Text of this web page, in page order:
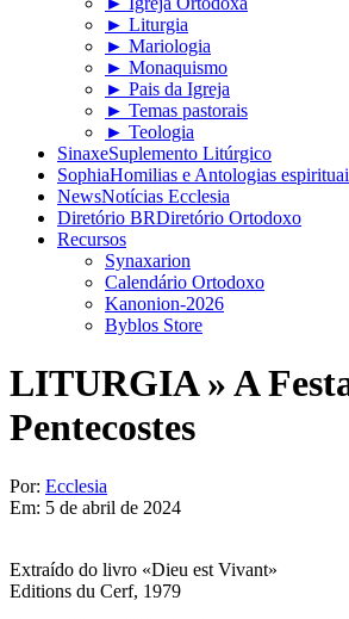
► Liturgia
► Mariologia
► Monaquismo
► Pais da Igreja
► Temas pastorais
► Teologia
SinaxeSuplemento Litúrgico
SophiaHomilias e Antologias
NewsNotícias Ecclesia
Diretório BRDiretório Ortodoxo
Recursos
Synaxarion
Calendário Ortodoxo
Kanonion-2026
Byblos Store
LITURGIA »A
Pentecostes
Por: Ecclesia
Em: 5 de abril de 2024
Extraído do livro «Dieu est Vivant»
Editions du Cerf, 1979